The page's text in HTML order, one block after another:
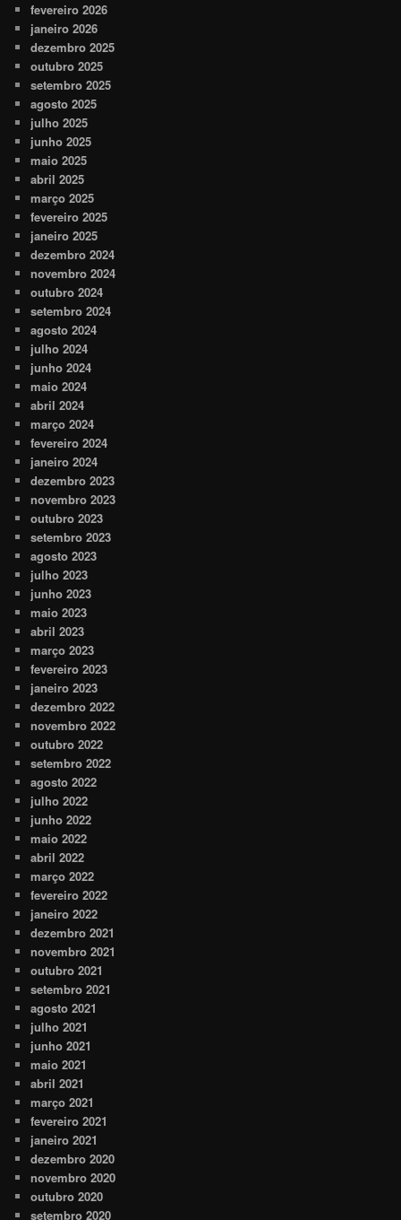
fevereiro 2026
janeiro 2026
dezembro 2025
outubro 2025
setembro 2025
agosto 2025
julho 2025
junho 2025
maio 2025
abril 2025
março 2025
fevereiro 2025
janeiro 2025
dezembro 2024
novembro 2024
outubro 2024
setembro 2024
agosto 2024
julho 2024
junho 2024
maio 2024
abril 2024
março 2024
fevereiro 2024
janeiro 2024
dezembro 2023
novembro 2023
outubro 2023
setembro 2023
agosto 2023
julho 2023
junho 2023
maio 2023
abril 2023
março 2023
fevereiro 2023
janeiro 2023
dezembro 2022
novembro 2022
outubro 2022
setembro 2022
agosto 2022
julho 2022
junho 2022
maio 2022
abril 2022
março 2022
fevereiro 2022
janeiro 2022
dezembro 2021
novembro 2021
outubro 2021
setembro 2021
agosto 2021
julho 2021
junho 2021
maio 2021
abril 2021
março 2021
fevereiro 2021
janeiro 2021
dezembro 2020
novembro 2020
outubro 2020
setembro 2020